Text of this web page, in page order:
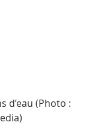
d’eau (Photo :